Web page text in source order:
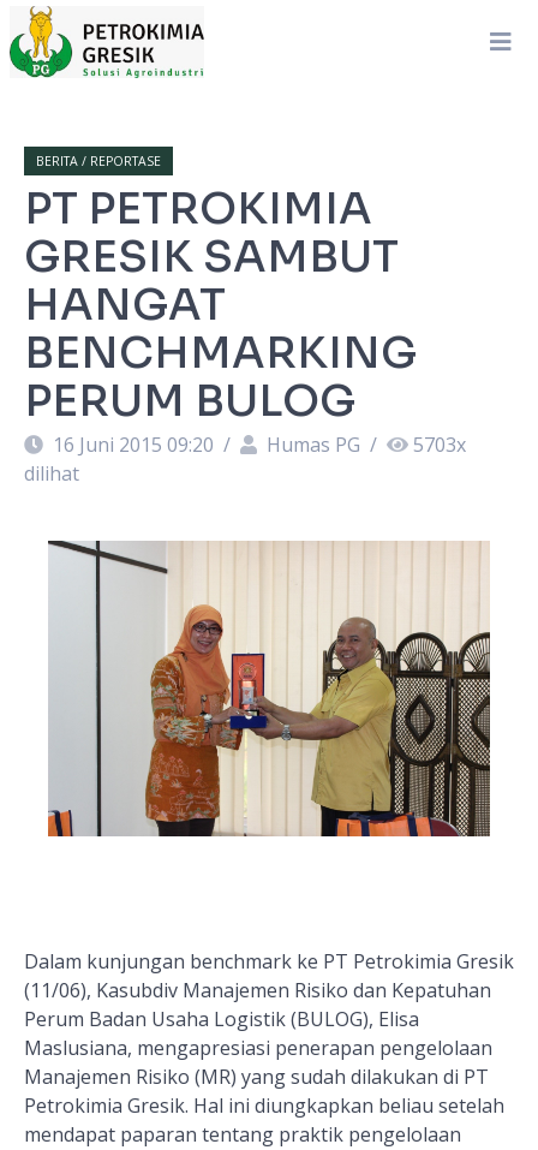
BERITA / REPORTASE
PT PETROKIMIA
GRESIK SAMBUT
HANGAT
BENCHMARKING
PERUM BULOG
16 Juni 2015 09:20 / Humas PG / 5703x
dilihat
Dalam kunjungan benchmark ke PT Petrokimia Gresik
(11/06), Kasubdiv Manajemen Risiko dan Kepatuhan
Perum Badan Usaha Logistik (BULOG), Elisa
Maslusiana, mengapresiasi penerapan pengelolaan
Manajemen Risiko (MR) yang sudah dilakukan di PT
Petrokimia Gresik. Hal ini diungkapkan beliau setelah
mendapat paparan tentang praktik pengelolaan